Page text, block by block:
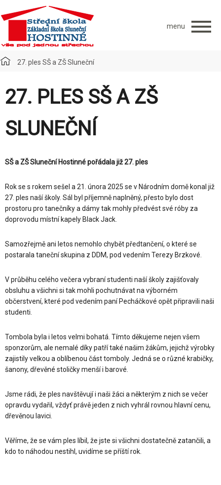
menu
27. ples SŠ a ZŠ Sluneční
27. PLES SŠ A ZŠ
SLUNEČNÍ
SŠ a ZŠ Sluneční Hostinné pořádala již 27. ples
Rok se s rokem sešel a 21. února 2025 se v Národním domě konal již
27. ples naší školy. Sál byl příjemně naplněný, přesto bylo dost
prostoru pro tanečníky a dámy tak mohly předvést své róby za
doprovodu místní kapely Black Jack.
Samozřejmě ani letos nemohlo chybět předtančení, o které se
postarala taneční skupina z DDM, pod vedením Terezy Brzkové.
V průběhu celého večera vybraní studenti naší školy zajišťovaly
obsluhu a všichni si tak mohli pochutnávat na výborném
občerstvení, které pod vedením paní Pecháčkové opět připravili naši
studenti.
Tombola byla i letos velmi bohatá. Tímto děkujeme nejen všem
sponzorům, ale nemalé díky patří také našim žákům, jejichž výrobky
zajistily velkou a oblíbenou část tomboly. Jedná se o různé krabičky,
šanony, dřevěné stoličky menší i barové.
Jsme rádi, že ples navštěvují i naši žáci a některým z nich se večer
opravdu vydařil, vždyť právě jeden z nich vyhrál rovnou hlavní cenu,
dřevěnou lavici.
Věříme, že se vám ples líbil, že jste si všichni dostatečně zatančili, a
kdo to náhodou nestihl, uvidíme se příští rok.